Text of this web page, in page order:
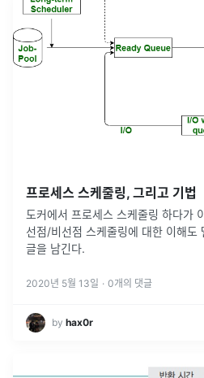
프로세스 스케줄링, 그리고 기법
도커에서 프로세스 스케줄링 하다가
선점/비선점 스케줄링에 대한 이해도
글을 남긴다.
2020년 5월 13일 · 0개의 댓글
by hax0r